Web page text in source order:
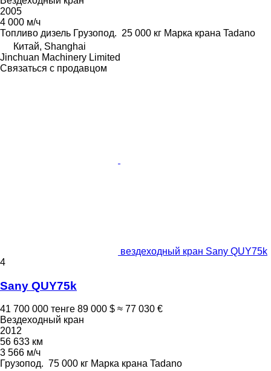
2005
4 000 м/ч
Топливо дизель Грузопод. 25 000 кг Марка крана Tadano
Китай, Shanghai
Jinchuan Machinery Limited
Связаться с продавцом
вездеходный кран Sany QUY75k
4
Sany QUY75k
41 700 000 тенге 89 000 $ ≈ 77 030 €
Вездеходный кран
2012
56 633 км
3 566 м/ч
Грузопод. 75 000 кг Марка крана Tadano